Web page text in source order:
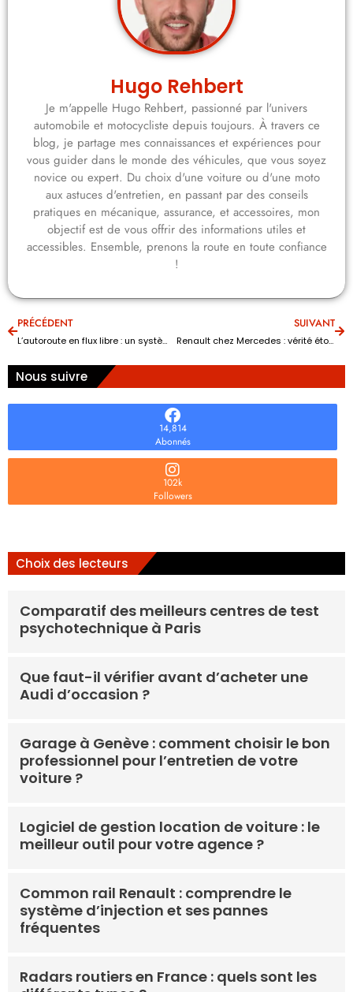
Hugo Rehbert
Je m'appelle Hugo Rehbert, passionné par l'univers
automobile et motocycliste depuis toujours. À travers ce
blog, je partage mes connaissances et expériences pour
vous guider dans le monde des véhicules, que vous soyez
novice ou expert. Du choix d'une voiture ou d'une moto
aux astuces d'entretien, en passant par des conseils
pratiques en mécanique, assurance, et accessoires, mon
objectif est de vous offrir des informations utiles et
accessibles. Ensemble, prenons la route en toute confiance
!
PRÉCÉDENT
L’autoroute en flux libre : un système de péage qui fluidifie chaque trajet
SUIVANT
Renault chez Mercedes : vérité étonnante sur la fiabilité du moteur 3 TCe
Nous suivre
14,814
Abonnés
102k
Followers
Choix des lecteurs
Comparatif des meilleurs centres de test
psychotechnique à Paris
Que faut-il vérifier avant d’acheter une
Audi d’occasion ?
Garage à Genève : comment choisir le bon
professionnel pour l’entretien de votre
voiture ?
Logiciel de gestion location de voiture : le
meilleur outil pour votre agence ?
Common rail Renault : comprendre le
système d’injection et ses pannes
fréquentes
Radars routiers en France : quels sont les